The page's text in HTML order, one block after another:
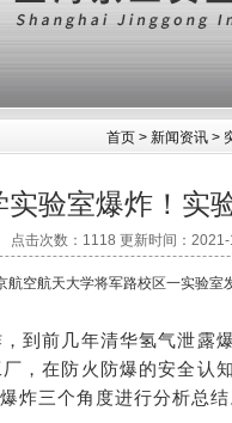
首页 > 新闻资讯 >
验室爆炸！实
点击次数：1118 更新时间：
空航天大学将军路校区一实验室
到前几年清华氢气泄露
，在防火防爆的安全认
炸三个角度进行分析总结